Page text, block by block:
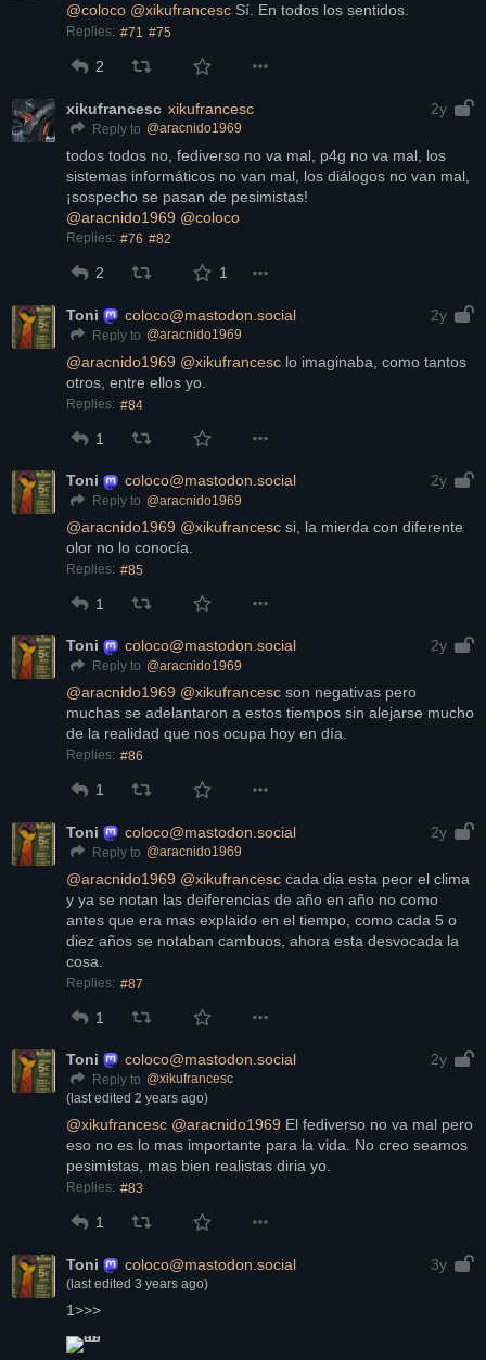
@coloco @xikufrancesc Sí. En todos los sentidos.
Replies: #71 #75
2
xikufrancesc xikufrancesc 2y
Reply to @aracnido1969
todos todos no, fediverso no va mal, p4g no va mal, los
sistemas informáticos no van mal, los diálogos no van mal,
¡sospecho se pasan de pesimistas!
@aracnido1969 @coloco
Replies: #76 #82
2 1
Toni coloco@mastodon.social 2y
Reply to @aracnido1969
@aracnido1969 @xikufrancesc lo imaginaba, como tantos
otros, entre ellos yo.
Replies: #84
1
Toni coloco@mastodon.social 2y
Reply to @aracnido1969
@aracnido1969 @xikufrancesc si, la mierda con diferente
olor no lo conocía.
Replies: #85
1
Toni coloco@mastodon.social 2y
Reply to @aracnido1969
@aracnido1969 @xikufrancesc son negativas pero
muchas se adelantaron a estos tiempos sin alejarse mucho
de la realidad que nos ocupa hoy en día.
Replies: #86
1
Toni coloco@mastodon.social 2y
Reply to @aracnido1969
@aracnido1969 @xikufrancesc cada dia esta peor el clima
y ya se notan las deiferencias de año en año no como
antes que era mas explaido en el tiempo, como cada 5 o
diez años se notaban cambuos, ahora esta desvocada la
cosa.
Replies: #87
1
Toni coloco@mastodon.social 2y
Reply to @xikufrancesc
(last edited 2 years ago)
@xikufrancesc @aracnido1969 El fediverso no va mal pero
eso no es lo mas importante para la vida. No creo seamos
pesimistas, mas bien realistas diria yo.
Replies: #83
1
Toni coloco@mastodon.social 3y
(last edited 3 years ago)
1>>>